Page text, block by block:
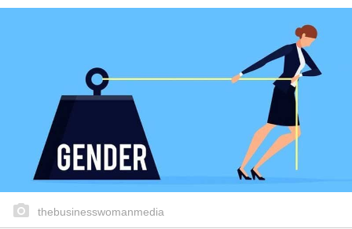
thebusinesswomanmedia